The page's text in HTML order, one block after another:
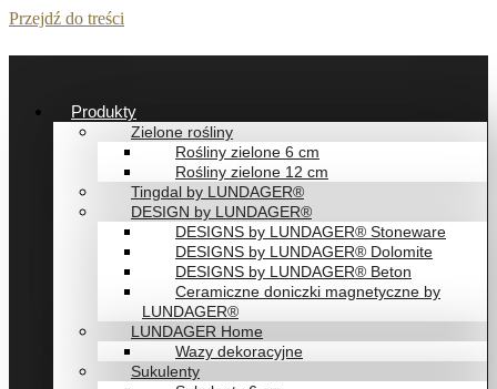
Przejdź do treści
Produkty
Zielone rośliny
Rośliny zielone 6 cm
Rośliny zielone 12 cm
Tingdal by LUNDAGER®
DESIGN by LUNDAGER®
DESIGNS by LUNDAGER® Stoneware
DESIGNS by LUNDAGER® Dolomite
DESIGNS by LUNDAGER® Beton
Ceramiczne doniczki magnetyczne by
LUNDAGER®
LUNDAGER Home
Wazy dekoracyjne
Sukulenty